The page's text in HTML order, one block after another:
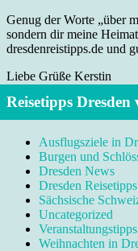
Genug der Worte „über
sondern dir meine
dresdenreistipps.de und
Liebe Grüße Kerstin
Reisetipps Dresden
Ausflugsziele in
Burgen und
Dresden News
Dresden Reisetipps
Sächsische
Uncategorized
Weihnachten in